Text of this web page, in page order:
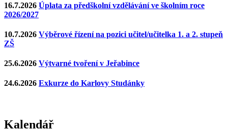
16.7.2026 Úplata za předškolní vzdělávání ve školním roce
2026/2027
10.7.2026 Výběrové řízení na pozici učitel/učitelka 1. a 2. stupeň
ZŠ
25.6.2026 Výtvarné tvoření v Jeřabince
24.6.2026 Exkurze do Karlovy Studánky
Kalendář